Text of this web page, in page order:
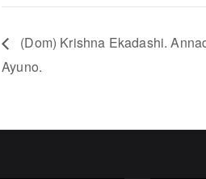
(Dom) Krishna Ekadashi.
Ayuno.